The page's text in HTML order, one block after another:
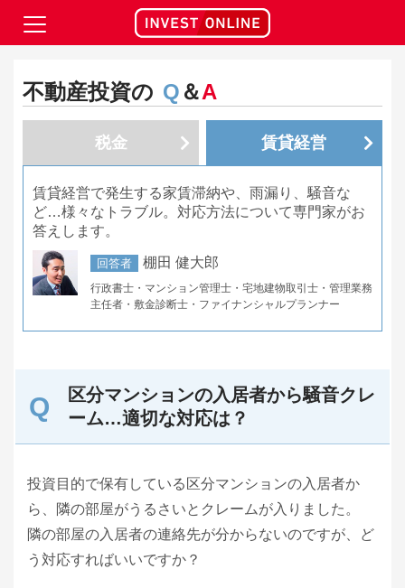
不動産投資の Q ＆A
税金 賃貸経営
賃貸経営で発生する家賃滞納や、雨漏り、騒音な
ど…様々なトラブル。対応方法について専門家がお
答えします。
回答者 棚田 健大郎
行政書士・マンション管理士・宅地建物取引士・管理業務
主任者・敷金診断士・ファイナンシャルプランナー
区分マンションの入居者から騒音クレ
ーム…適切な対応は？
投資目的で保有している区分マンションの入居者か
ら、隣の部屋がうるさいとクレームが入りました。
隣の部屋の入居者の連絡先が分からないのですが、ど
う対応すればいいですか？